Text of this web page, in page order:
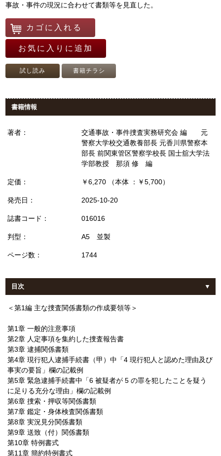
事故・事件の現況に合わせて書類等を見直した。
カゴに入れる
お気に入りに追加
試し読み 書籍チラシ
書籍情報
著者：
交通事故・事件捜査実務研究会 編 元
警察大学校交通教養部長 元香川県警察本
部長 前関東管区警察学校長 国士舘大学法
学部教授 那須 修 編
定価： ￥6,270 （本体 ：￥5,700）
発売日： 2025-10-20
誌書コード： 016016
判型： A5 並製
ページ数： 1744
目次
＜第1編 主な捜査関係書類の作成要領等＞
第1章 一般的注意事項
第2章 人定事項を集約した捜査報告書
第3章 逮捕関係書類
第4章 現行犯人逮捕手続書（甲）中「4 現行犯人と認めた理由及び
事実の要旨」欄の記載例
第5章 緊急逮捕手続書中「6 被疑者が 5 の罪を犯したことを疑う
に足りる充分な理由」欄の記載例
第6章 捜索・押収等関係書類
第7章 鑑定・身体検査関係書類
第8章 実況見分関係書類
第9章 送致（付）関係書類
第10章 特例書式
第11章 簡約特例書式